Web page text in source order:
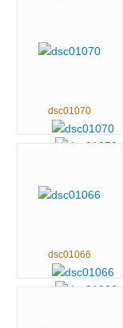
dsc01070
dsc01066